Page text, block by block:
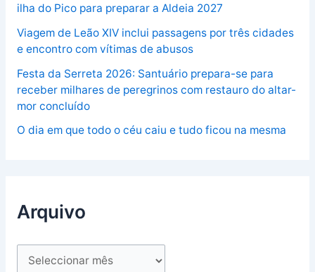
ilha do Pico para preparar a Aldeia 2027
Viagem de Leão XIV inclui passagens por três cidades
e encontro com vítimas de abusos
Festa da Serreta 2026: Santuário prepara-se para
receber milhares de peregrinos com restauro do altar-
mor concluído
O dia em que todo o céu caiu e tudo ficou na mesma
Arquivo